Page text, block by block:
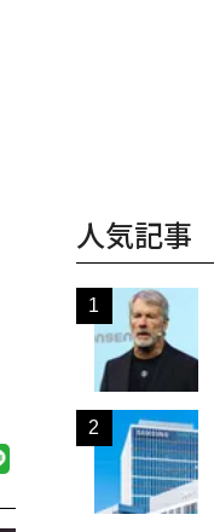
人気記事